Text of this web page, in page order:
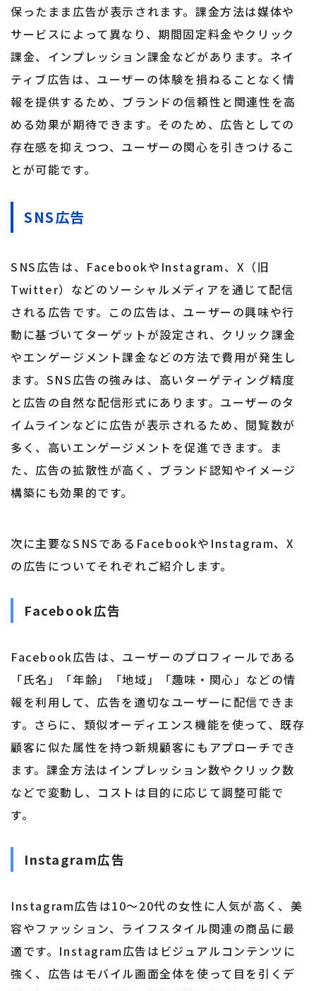
保ったまま広告が表示されます。課金方法は媒体や
サービスによって異なり、期間固定料金やクリック
課金、インプレッション課金などがあります。ネイ
ティブ広告は、ユーザーの体験を損ねることなく情
報を提供するため、ブランドの信頼性と関連性を高
める効果が期待できます。そのため、広告としての
存在感を抑えつつ、ユーザーの関心を引きつけるこ
とが可能です。
SNS広告
SNS広告は、FacebookやInstagram、X（旧
Twitter）などのソーシャルメディアを通じて配信
される広告です。この広告は、ユーザーの興味や行
動に基づいてターゲットが設定され、クリック課金
やエンゲージメント課金などの方法で費用が発生し
ます。SNS広告の強みは、高いターゲティング精度
と広告の自然な配信形式にあります。ユーザーのタ
イムラインなどに広告が表示されるため、閲覧数が
多く、高いエンゲージメントを促進できます。ま
た、広告の拡散性が高く、ブランド認知やイメージ
構築にも効果的です。
次に主要なSNSであるFacebookやInstagram、X
の広告についてそれぞれご紹介します。
Facebook広告
Facebook広告は、ユーザーのプロフィールである
「氏名」「年齢」「地域」「趣味・関心」などの情
報を利用して、広告を適切なユーザーに配信できま
す。さらに、類似オーディエンス機能を使って、既存
顧客に似た属性を持つ新規顧客にもアプローチでき
ます。課金方法はインプレッション数やクリック数
などで変動し、コストは目的に応じて調整可能で
す。
Instagram広告
Instagram広告は10〜20代の女性に人気が高く、美
容やファッション、ライフスタイル関連の商品に最
適です。Instagram広告はビジュアルコンテンツに
強く、広告はモバイル画面全体を使って目を引くデ